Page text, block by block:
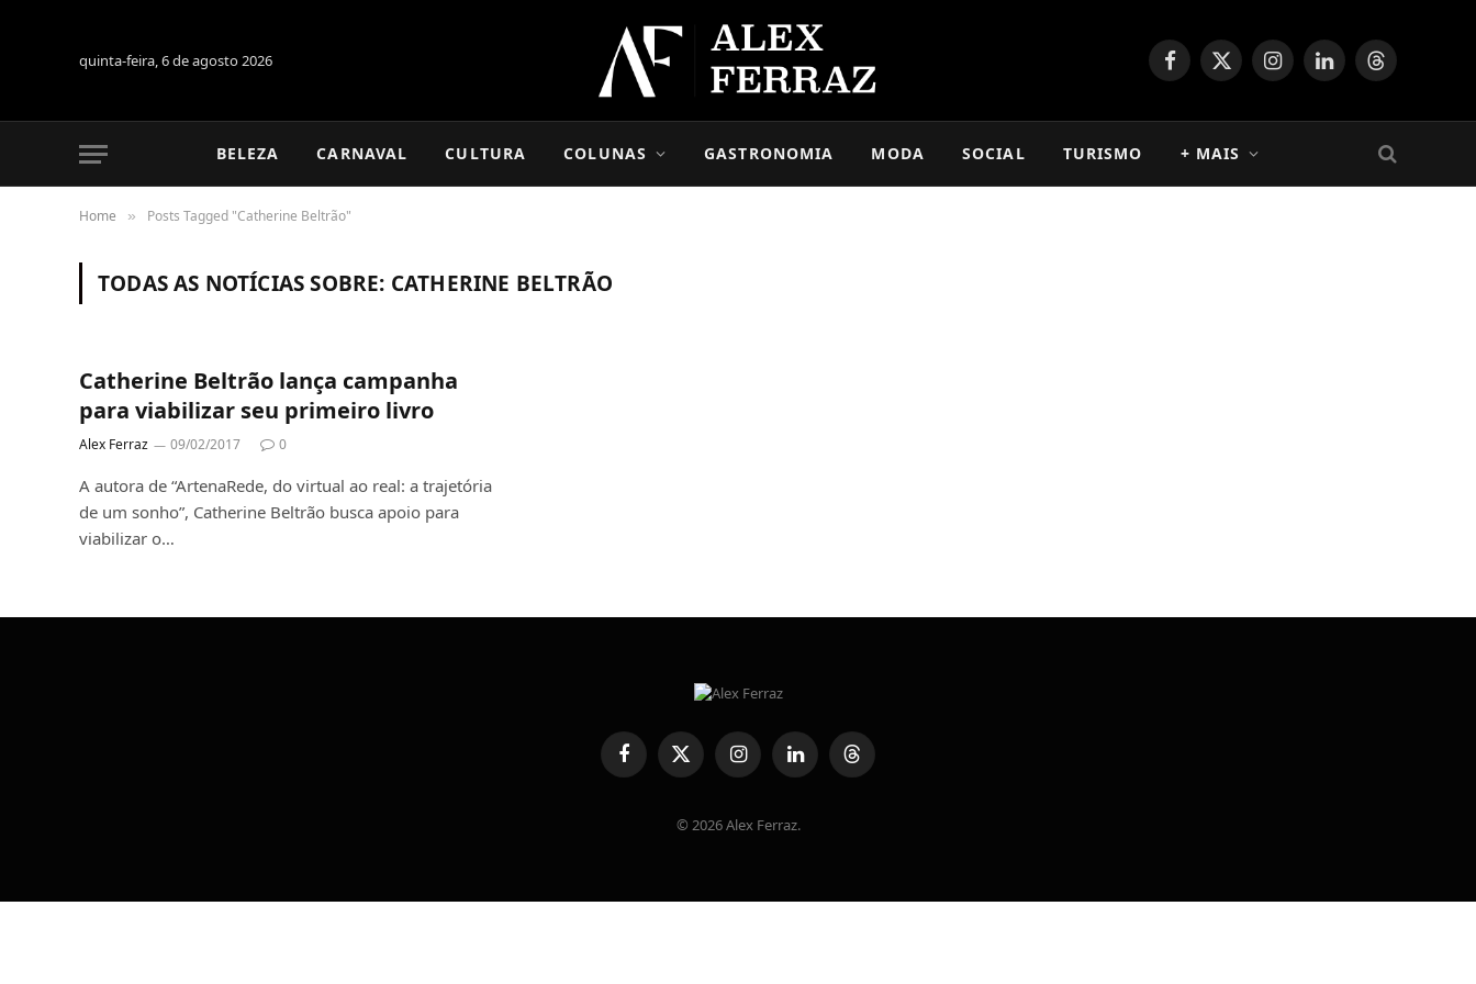
quinta-feira, 6 de agosto 2026 Facebook
X
InstagramLinkedInThreads
BELEZA CARNAVAL CULTURA COLUNAS GASTRONOMIA MODA SOCIAL TURISMO + MAIS
Home » Posts Tagged "Catherine Beltrão"
TODAS AS NOTÍCIAS SOBRE: CATHERINE BELTRÃO
Catherine Beltrão lança campanha
para viabilizar seu primeiro livro
Alex Ferraz 09/02/2017 0
A autora de “ArtenaRede, do virtual ao real: a trajetória
de um sonho”, Catherine Beltrão busca apoio para
viabilizar o…
FacebookX
(Twitter)
InstagramLinkedInThreads
© 2026 Alex Ferraz.